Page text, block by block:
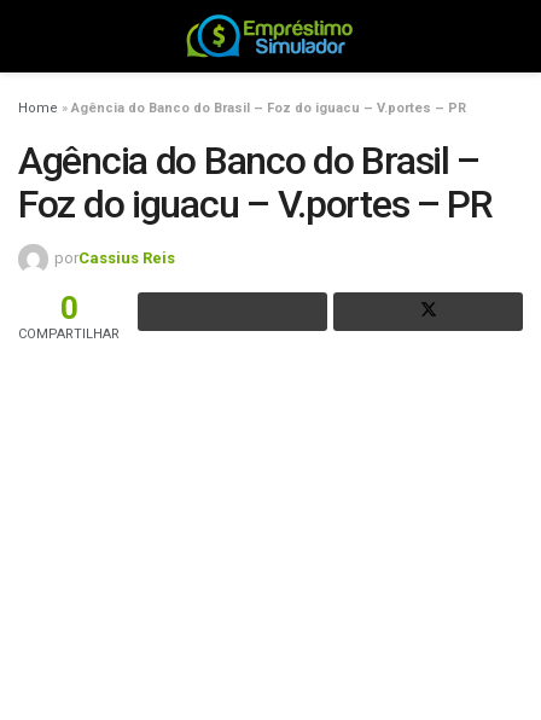
Home » Agência do Banco do Brasil – Foz do iguacu – V.portes – PR
Agência do Banco do Brasil –
Foz do iguacu – V.portes – PR
porCassius Reis
0
COMPARTILHAR